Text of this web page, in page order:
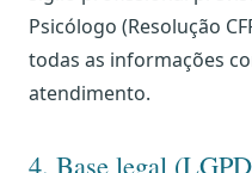
Psicólogo (Resolução
todas as informações
atendimento.
4. Base legal